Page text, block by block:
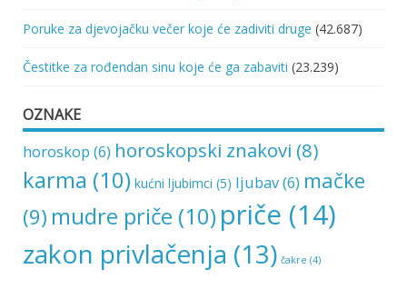
Poruke za djevojačku večer koje će zadiviti druge (42.687)
Čestitke za rođendan sinu koje će ga zabaviti (23.239)
OZNAKE
horoskop (6) horoskopski znakovi (8)
karma (10) kućni ljubimci (5) ljubav(6) mačke
(9) mudre priče (10) priče (14)
zakon privlačenja (13) čakre (4)